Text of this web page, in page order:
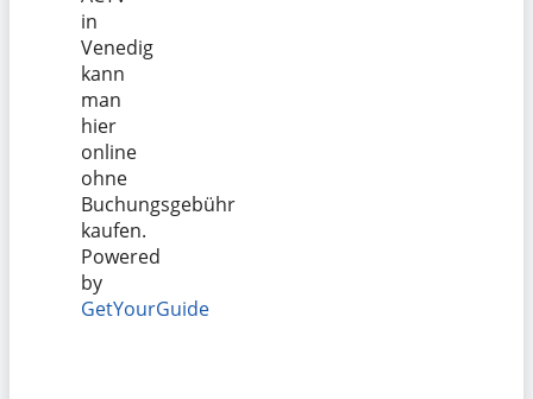
in
Venedig
kann
man
hier
online
ohne
Buchungsgebühr
kaufen.
Powered
by
GetYourGuide